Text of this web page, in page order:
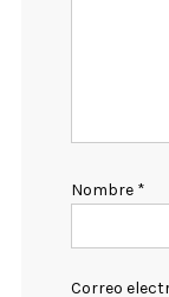
Nombre *
Correo